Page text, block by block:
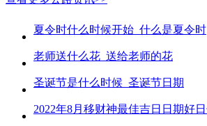
夏令时什么时候开始_什么是夏令时
老师送什么花_送给老师的花
圣诞节是什么时候_圣诞节日期